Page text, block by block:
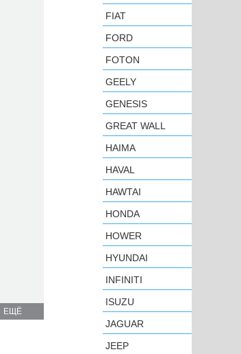
ЕЩЁ
FIAT
FORD
FOTON
GEELY
GENESIS
GREAT WALL
HAIMA
HAVAL
HAWTAI
HONDA
HOWER
HYUNDAI
INFINITI
ISUZU
JAGUAR
JEEP